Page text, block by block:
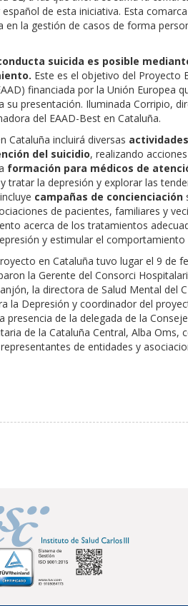
de esta iniciativa. Esta
en la gestión de casos de forma
suicida es posible
Este es el objetivo del Proyecto
financiada por la Unión Europea
su presentación. Iluminada Corripio,
del EAAD-Best en Cataluña.
Cataluña incluirá diversas
del suicidio, realizando
formación para médicos de
tratar la depresión y explorar las
campañas de concienciación
de pacientes, familiares y
acerca de los tratamientos
y estimular el comportamiento
en Cataluña tuvo lugar el 9 de
la Gerente del Consorci
la directora de Salud Mental del
la Depresión y coordinador del
de la delegada de la
de la Cataluña Central, Alba Oms,
de entidades y